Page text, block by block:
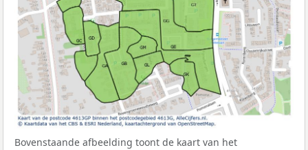
Bovenstaande afbeelding toont de kaart van het